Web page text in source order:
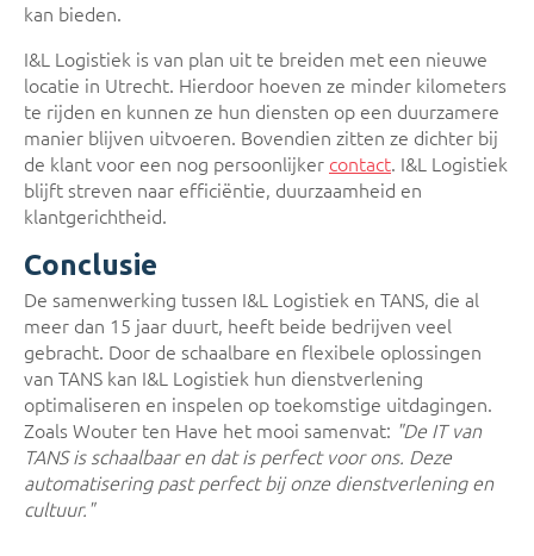
kan bieden.
I&L Logistiek is van plan uit te breiden met een nieuwe
locatie in Utrecht. Hierdoor hoeven ze minder kilometers
te rijden en kunnen ze hun diensten op een duurzamere
manier blijven uitvoeren. Bovendien zitten ze dichter bij
de klant voor een nog persoonlijker contact . I&L Logistiek
blijft streven naar efficiëntie, duurzaamheid en
klantgerichtheid.
Conclusie
De samenwerking tussen I&L Logistiek en TANS, die al
meer dan 15 jaar duurt, heeft beide bedrijven veel
gebracht. Door de schaalbare en flexibele oplossingen
van TANS kan I&L Logistiek hun dienstverlening
optimaliseren en inspelen op toekomstige uitdagingen.
Zoals Wouter ten Have het mooi samenvat: "De IT van
TANS is schaalbaar en dat is perfect voor ons. Deze
automatisering past perfect bij onze dienstverlening en
cultuur."